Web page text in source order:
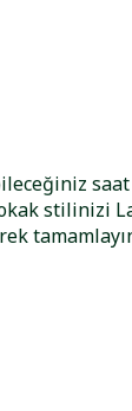
stilinizi